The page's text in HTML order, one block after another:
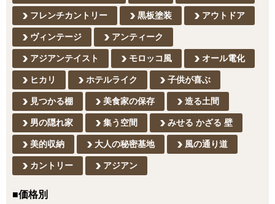
フレンチカントリー 黒板塗装 アウトドア
ヴィンテージ アンティーク
アジアンテイスト モロッコ風 オール電化
ヒカリ ホテルライク 子供が喜ぶ
見つかる棚 美食家の保存 造る土間
男の隠れ家 集う空間 みせる かざる 壁
美的収納 大人の秘密基地 風の通り道
カントリー アジアン
■価格別